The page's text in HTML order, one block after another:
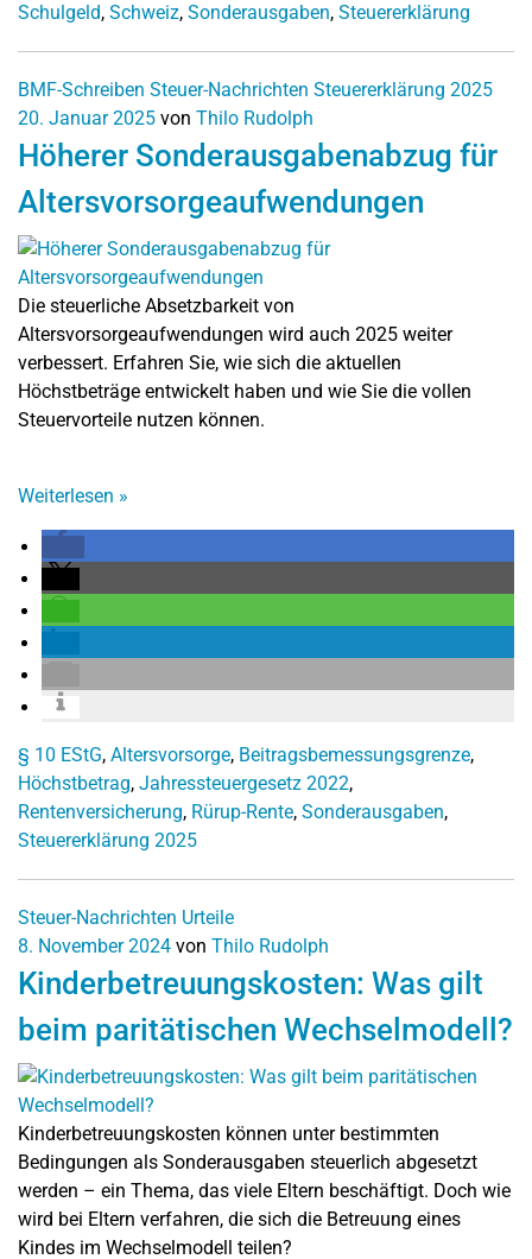
Schulgeld, Schweiz, Sonderausgaben, Steuererklärung
BMF-Schreiben Steuer-Nachrichten Steuererklärung 2025
20. Januar 2025 von Thilo Rudolph
Höherer Sonderausgabenabzug für
Altersvorsorgeaufwendungen
Die steuerliche Absetzbarkeit von
Altersvorsorgeaufwendungen wird auch 2025 weiter
verbessert. Erfahren Sie, wie sich die aktuellen
Höchstbeträge entwickelt haben und wie Sie die vollen
Steuervorteile nutzen können.
Weiterlesen »
§ 10 EStG, Altersvorsorge, Beitragsbemessungsgrenze,
Höchstbetrag, Jahressteuergesetz 2022,
Rentenversicherung, Rürup-Rente, Sonderausgaben,
Steuererklärung 2025
Steuer-Nachrichten Urteile
8. November 2024 von Thilo Rudolph
Kinderbetreuungskosten: Was gilt
beim paritätischen Wechselmodell?
Kinderbetreuungskosten können unter bestimmten
Bedingungen als Sonderausgaben steuerlich abgesetzt
werden – ein Thema, das viele Eltern beschäftigt. Doch wie
wird bei Eltern verfahren, die sich die Betreuung eines
Kindes im Wechselmodell teilen?